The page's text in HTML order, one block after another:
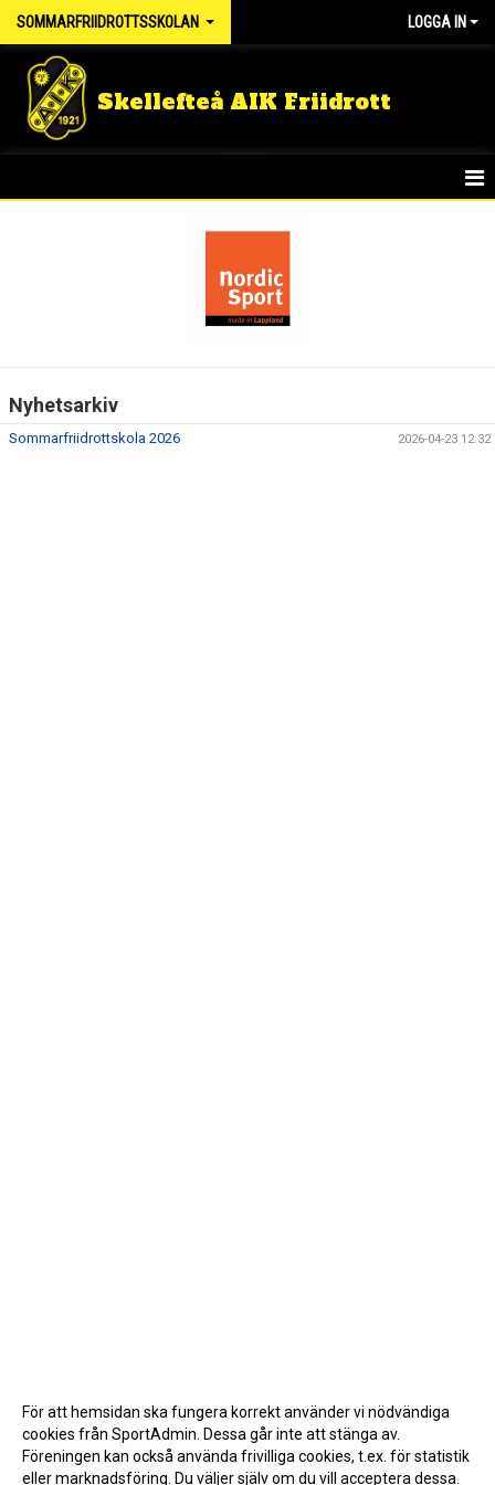
SOMMARFRIIDROTTSSKOLAN LOGGA IN
Skellefteå AIK Friidrott
Nyhetsarkiv
Sommarfriidrottskola 2026 2026-04-23 12:32
För att hemsidan ska fungera korrekt använder vi nödvändiga
cookies från SportAdmin. Dessa går inte att stänga av.
Föreningen kan också använda frivilliga cookies, t.ex. för statistik
eller marknadsföring. Du väljer själv om du vill acceptera dessa.